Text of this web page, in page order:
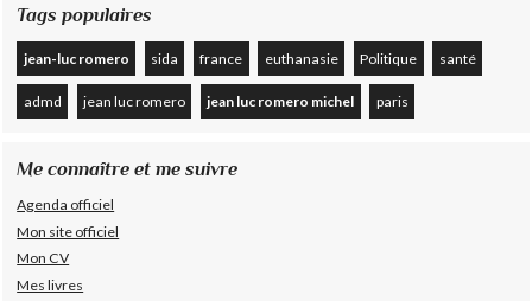
Tags populaires
jean-luc romero sida france euthanasie Politique santé
admd jean luc romero jean luc romero michel paris
Me connaître et me suivre
Agenda officiel
Mon site officiel
Mon CV
Mes livres